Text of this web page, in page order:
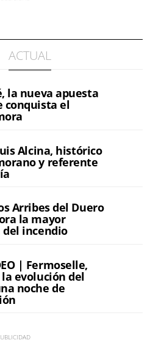
ACTUAL
la nueva apuesta
conquista el
Alcina, histórico
y referente
Arribes del Duero
la mayor
del incendio
| Fermoselle,
evolución del
noche de